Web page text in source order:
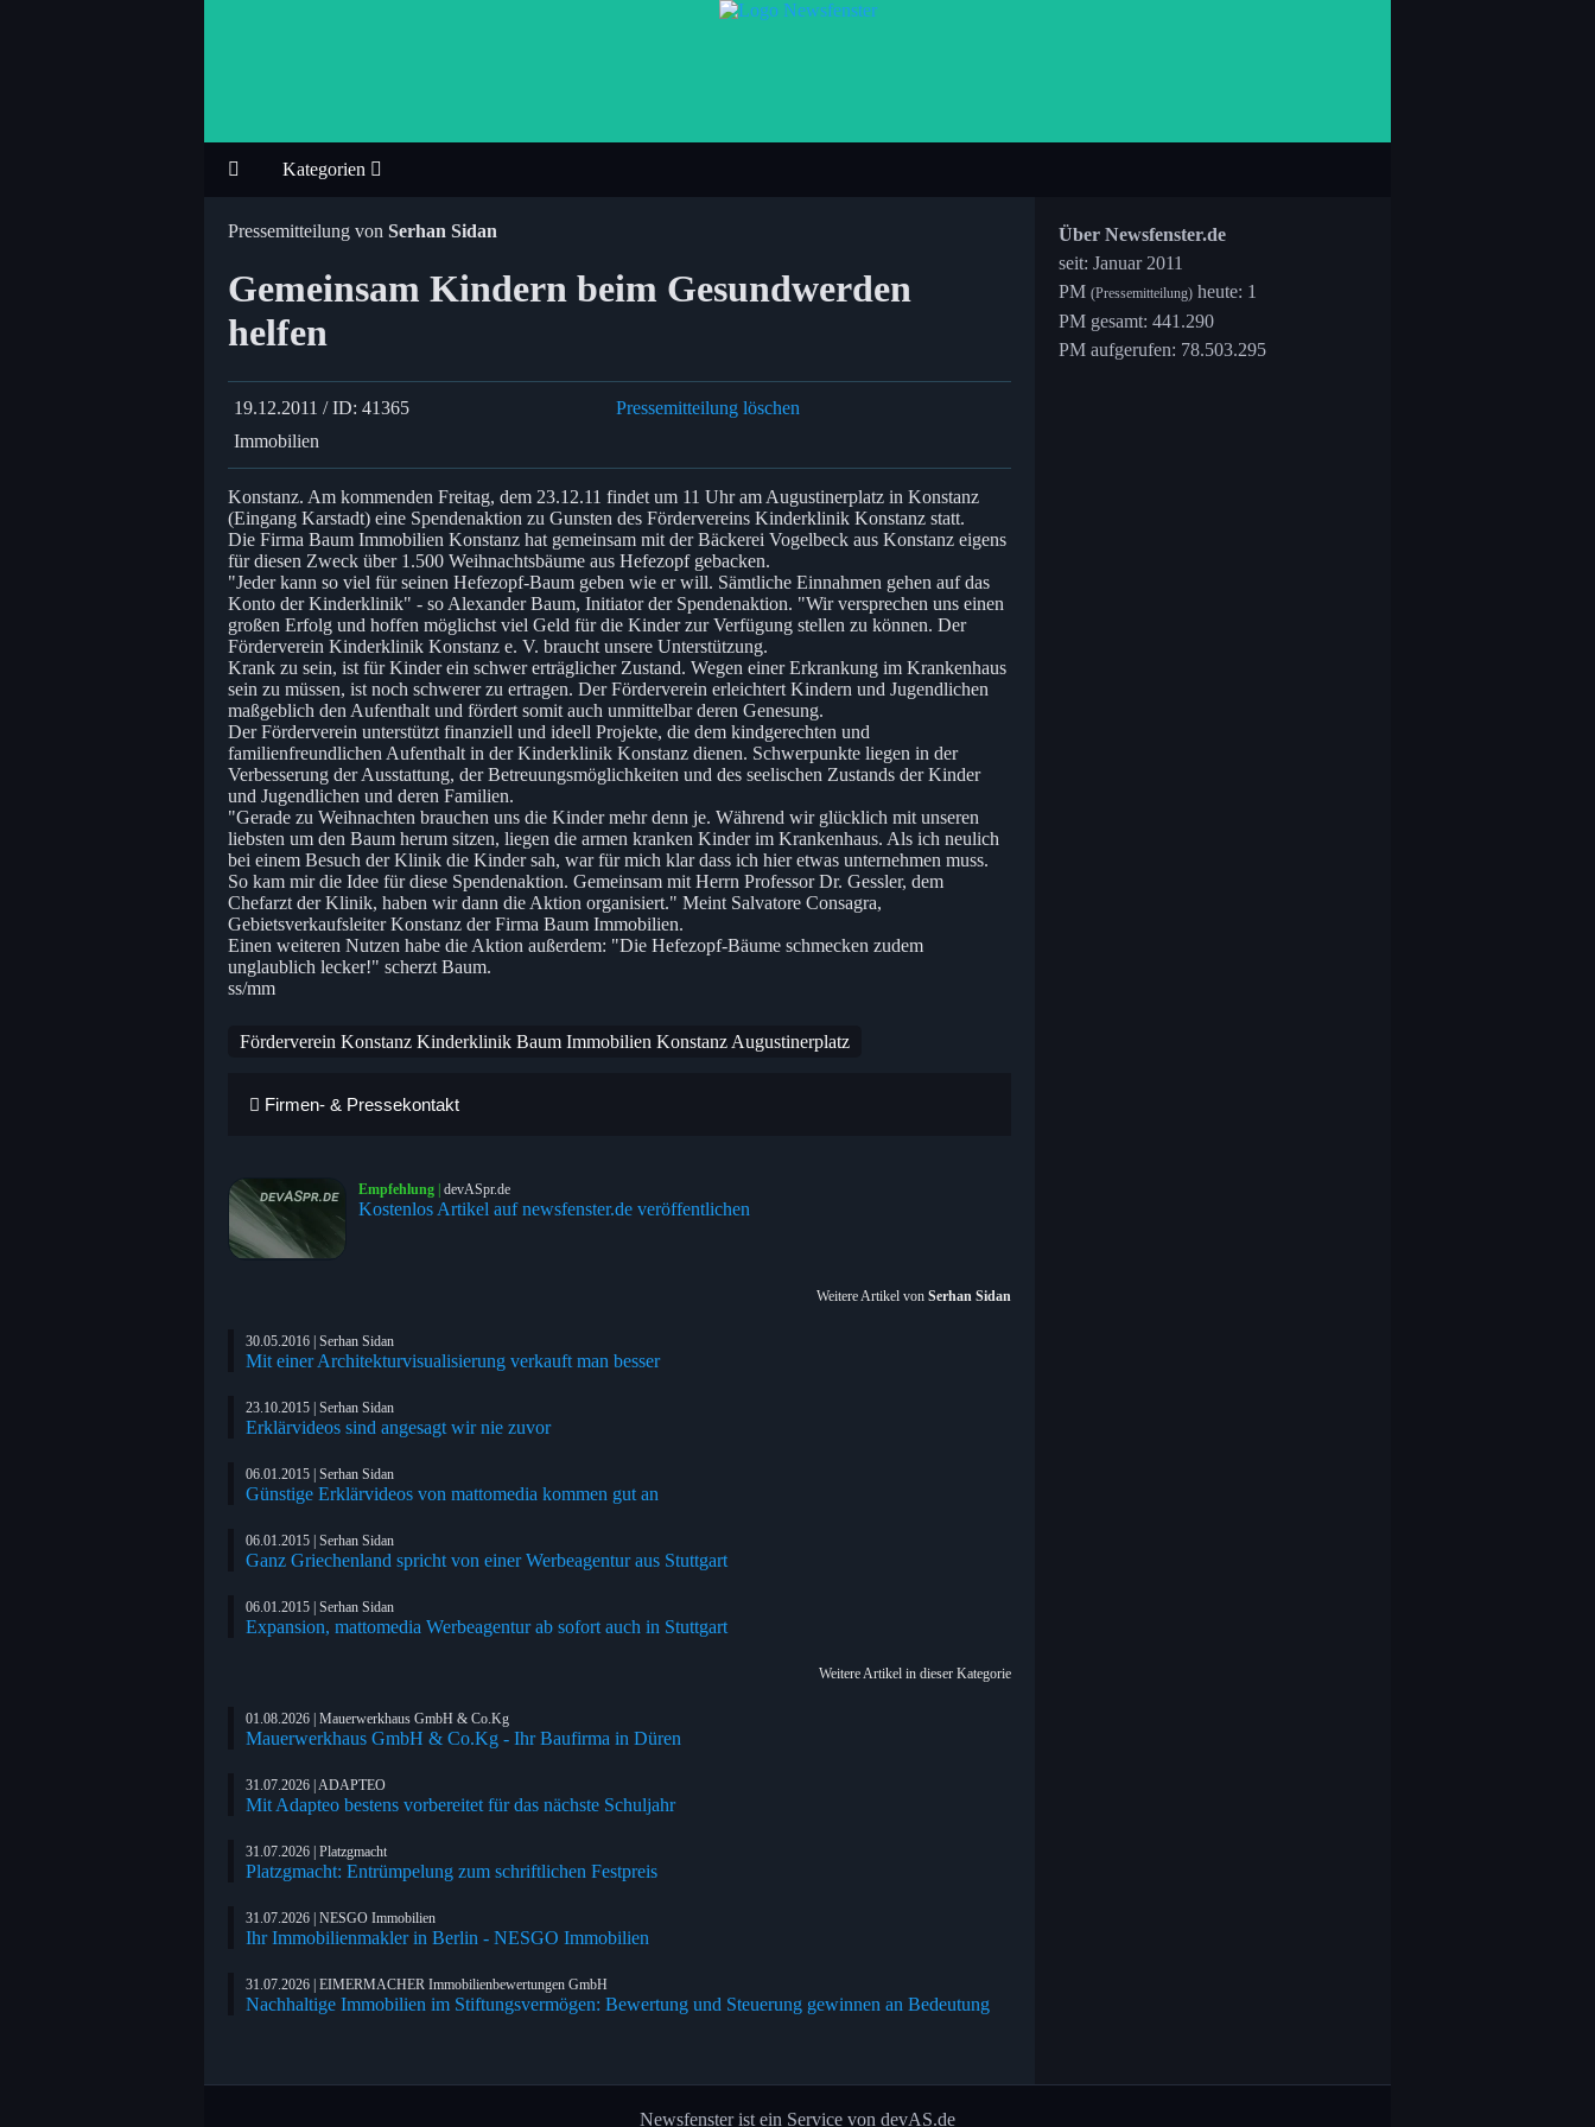
Kategorien
Pressemitteilung von Serhan Sidan
Gemeinsam Kindern beim Gesundwerden
helfen
19.12.2011 / ID: 41365
Pressemitteilung löschen
Immobilien
Konstanz. Am kommenden Freitag, dem 23.12.11 findet um 11 Uhr am Augustinerplatz in Konstanz
(Eingang Karstadt) eine Spendenaktion zu Gunsten des Fördervereins Kinderklinik Konstanz statt.
Die Firma Baum Immobilien Konstanz hat gemeinsam mit der Bäckerei Vogelbeck aus Konstanz eigens
für diesen Zweck über 1.500 Weihnachtsbäume aus Hefezopf gebacken.
"Jeder kann so viel für seinen Hefezopf-Baum geben wie er will. Sämtliche Einnahmen gehen auf das
Konto der Kinderklinik" - so Alexander Baum, Initiator der Spendenaktion. "Wir versprechen uns einen
großen Erfolg und hoffen möglichst viel Geld für die Kinder zur Verfügung stellen zu können. Der
Förderverein Kinderklinik Konstanz e. V. braucht unsere Unterstützung.
Krank zu sein, ist für Kinder ein schwer erträglicher Zustand. Wegen einer Erkrankung im Krankenhaus
sein zu müssen, ist noch schwerer zu ertragen. Der Förderverein erleichtert Kindern und Jugendlichen
maßgeblich den Aufenthalt und fördert somit auch unmittelbar deren Genesung.
Der Förderverein unterstützt finanziell und ideell Projekte, die dem kindgerechten und
familienfreundlichen Aufenthalt in der Kinderklinik Konstanz dienen. Schwerpunkte liegen in der
Verbesserung der Ausstattung, der Betreuungsmöglichkeiten und des seelischen Zustands der Kinder
und Jugendlichen und deren Familien.
"Gerade zu Weihnachten brauchen uns die Kinder mehr denn je. Während wir glücklich mit unseren
liebsten um den Baum herum sitzen, liegen die armen kranken Kinder im Krankenhaus. Als ich neulich
bei einem Besuch der Klinik die Kinder sah, war für mich klar dass ich hier etwas unternehmen muss.
So kam mir die Idee für diese Spendenaktion. Gemeinsam mit Herrn Professor Dr. Gessler, dem
Chefarzt der Klinik, haben wir dann die Aktion organisiert." Meint Salvatore Consagra,
Gebietsverkaufsleiter Konstanz der Firma Baum Immobilien.
Einen weiteren Nutzen habe die Aktion außerdem: "Die Hefezopf-Bäume schmecken zudem
unglaublich lecker!" scherzt Baum.
ss/mm
Förderverein Konstanz Kinderklinik Baum Immobilien Konstanz Augustinerplatz
Firmen- & Pressekontakt
Empfehlung | devASpr.de
Kostenlos Artikel auf newsfenster.de veröffentlichen
Weitere Artikel von Serhan Sidan
30.05.2016 | Serhan Sidan
Mit einer Architekturvisualisierung verkauft man besser
23.10.2015 | Serhan Sidan
Erklärvideos sind angesagt wir nie zuvor
06.01.2015 | Serhan Sidan
Günstige Erklärvideos von mattomedia kommen gut an
06.01.2015 | Serhan Sidan
Ganz Griechenland spricht von einer Werbeagentur aus Stuttgart
06.01.2015 | Serhan Sidan
Expansion, mattomedia Werbeagentur ab sofort auch in Stuttgart
Weitere Artikel in dieser Kategorie
01.08.2026 | Mauerwerkhaus GmbH & Co.Kg
Mauerwerkhaus GmbH & Co.Kg - Ihr Baufirma in Düren
31.07.2026 | ADAPTEO
Mit Adapteo bestens vorbereitet für das nächste Schuljahr
31.07.2026 | Platzgmacht
Platzgmacht: Entrümpelung zum schriftlichen Festpreis
31.07.2026 | NESGO Immobilien
Ihr Immobilienmakler in Berlin - NESGO Immobilien
31.07.2026 | EIMERMACHER Immobilienbewertungen GmbH
Nachhaltige Immobilien im Stiftungsvermögen: Bewertung und Steuerung gewinnen an Bedeutung
Über Newsfenster.de
seit: Januar 2011
PM (Pressemitteilung) heute: 1
PM gesamt: 441.290
PM aufgerufen: 78.503.295
Newsfenster ist ein Service von devAS.de